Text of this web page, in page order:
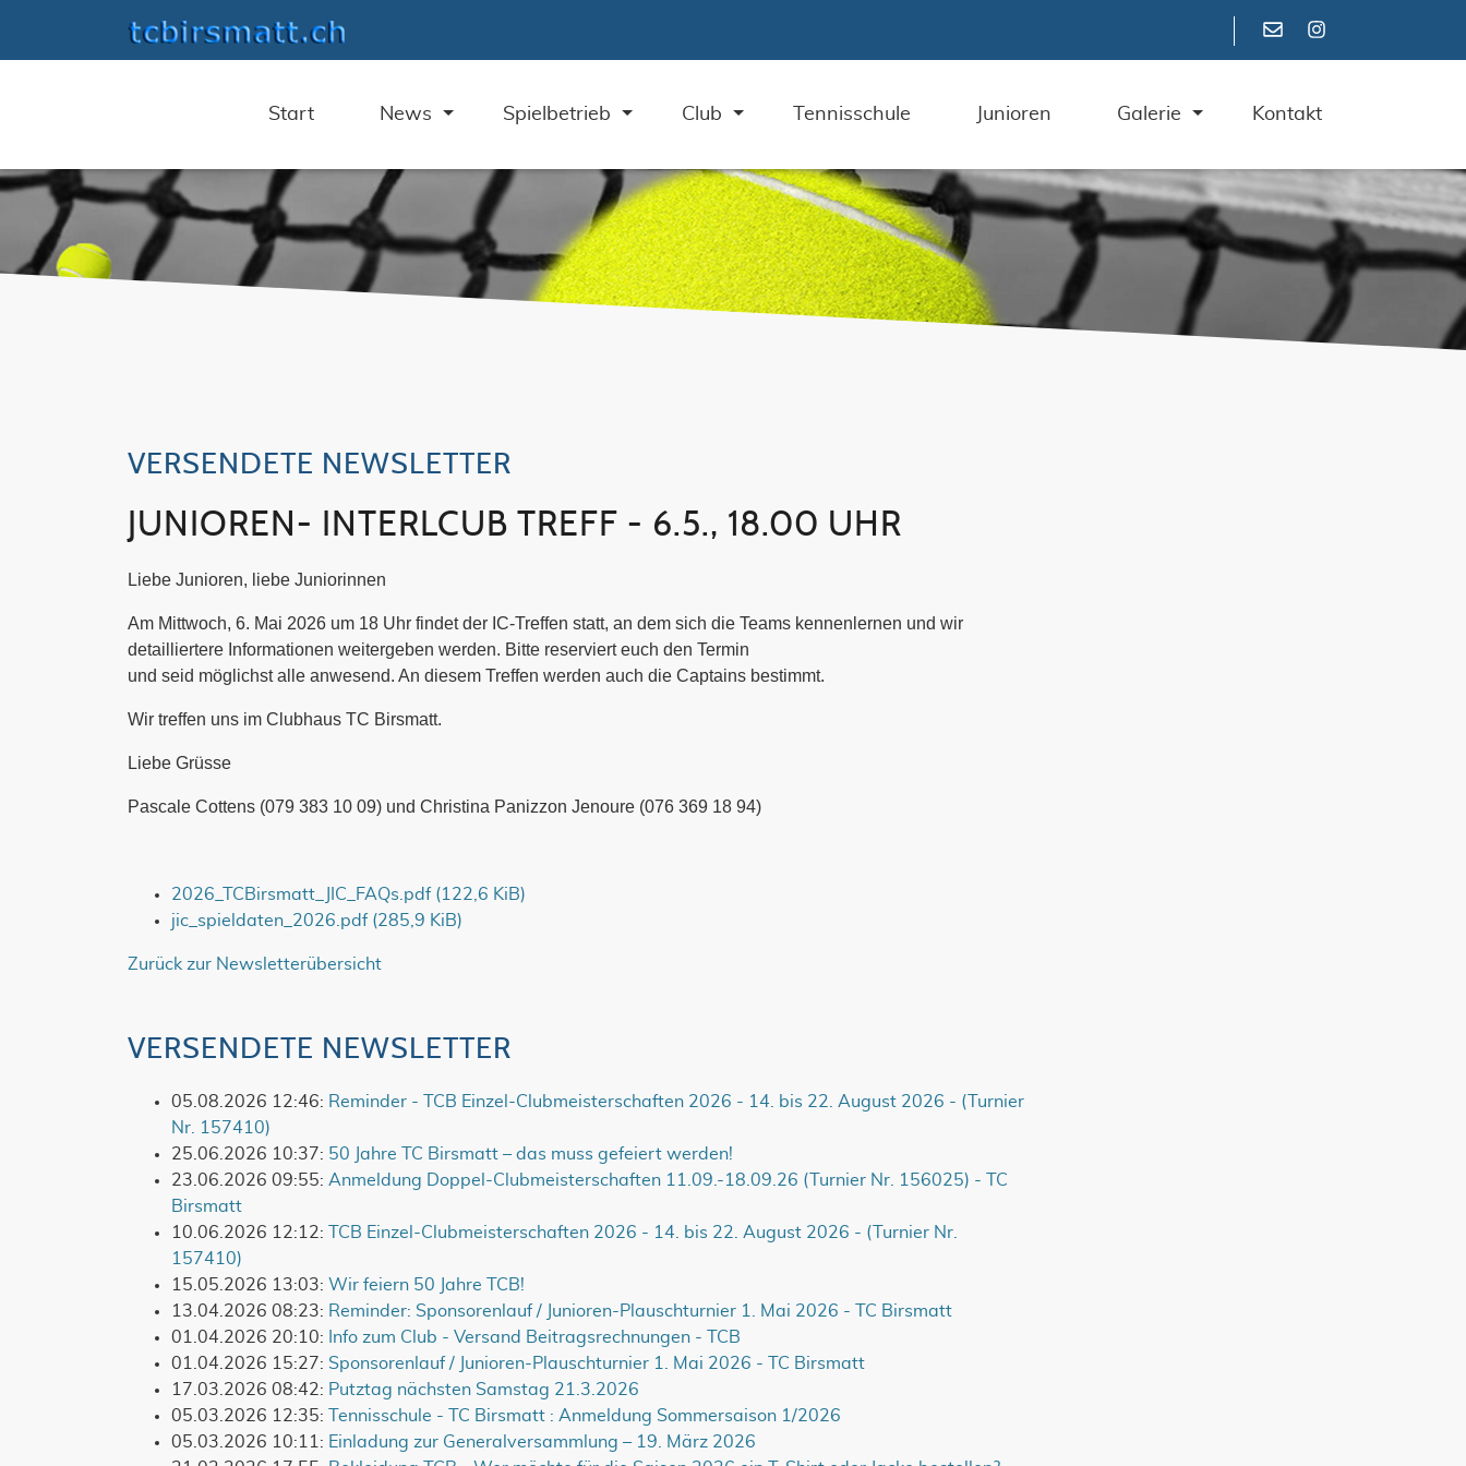
Start News Spielbetrieb Club Tennisschule Junioren Galerie Kontakt
VERSENDETE NEWSLETTER
JUNIOREN- INTERLCUB TREFF - 6.5., 18.00 UHR
Liebe Junioren, liebe Juniorinnen
Am Mittwoch, 6. Mai 2026 um 18 Uhr findet der IC-Treffen statt, an dem sich die Teams kennenlernen und wir
detailliertere Informationen weitergeben werden. Bitte reserviert euch den Termin
und seid möglichst alle anwesend. An diesem Treffen werden auch die Captains bestimmt.
Wir treffen uns im Clubhaus TC Birsmatt.
Liebe Grüsse
Pascale Cottens (079 383 10 09) und Christina Panizzon Jenoure (076 369 18 94)
2026_TCBirsmatt_JIC_FAQs.pdf (122,6 KiB)
jic_spieldaten_2026.pdf (285,9 KiB)
Zurück zur Newsletterübersicht
VERSENDETE NEWSLETTER
05.08.2026 12:46: Reminder - TCB Einzel-Clubmeisterschaften 2026 - 14. bis 22. August 2026 - (Turnier
Nr. 157410)
25.06.2026 10:37: 50 Jahre TC Birsmatt – das muss gefeiert werden!
23.06.2026 09:55: Anmeldung Doppel-Clubmeisterschaften 11.09.-18.09.26 (Turnier Nr. 156025) - TC
Birsmatt
10.06.2026 12:12:
TCB Einzel-Clubmeisterschaften 2026 - 14. bis 22. August 2026 - (Turnier Nr.
157410)
15.05.2026 13:03: Wir feiern 50 Jahre TCB!
13.04.2026 08:23: Reminder: Sponsorenlauf / Junioren-Plauschturnier 1. Mai 2026 - TC Birsmatt
01.04.2026 20:10:
Info zum Club - Versand Beitragsrechnungen - TCB
01.04.2026 15:27: Sponsorenlauf / Junioren-Plauschturnier 1. Mai 2026 - TC Birsmatt
17.03.2026 08:42: Putztag nächsten Samstag 21.3.2026
05.03.2026 12:35:
Tennisschule - TC Birsmatt : Anmeldung Sommersaison 1/2026
05.03.2026 10:11: Einladung zur Generalversammlung – 19. März 2026